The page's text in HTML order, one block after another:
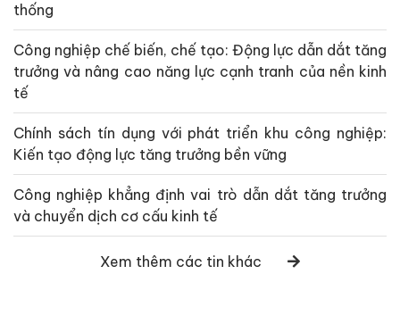
thống
Công nghiệp chế biến, chế tạo: Động lực dẫn dắt tăng
trưởng và nâng cao năng lực cạnh tranh của nền kinh
tế
Chính sách tín dụng với phát triển khu công nghiệp:
Kiến tạo động lực tăng trưởng bền vững
Công nghiệp khẳng định vai trò dẫn dắt tăng trưởng
và chuyển dịch cơ cấu kinh tế
Xem thêm các tin khác